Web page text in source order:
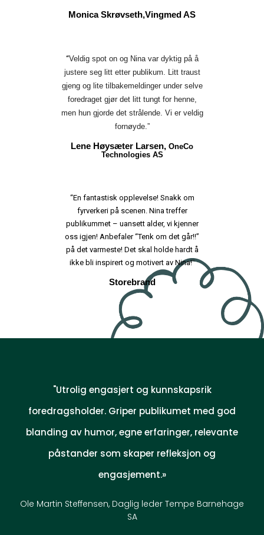
Monica Skrøvseth,Vingmed AS
“Veldig spot on og Nina var dyktig på å
justere seg litt etter publikum. Litt traust
gjeng og lite tilbakemeldinger under selve
foredraget gjør det litt tungt for henne,
men hun gjorde det strålende. Vi er veldig
fornøyde.”
Lene Høysæter Larsen, OneCo
Technologies AS
“En fantastisk opplevelse! Snakk om
fyrverkeri på scenen. Nina treffer
publikummet – uansett alder, vi kjenner
oss igjen! Anbefaler “Tenk om det går!!”
på det varmeste! Det skal holde hardt å
ikke bli inspirert og motivert av Nina!“
Storebrand
"Utrolig engasjert og kunnskapsrik
foredragsholder. Griper publikumet med god
blanding av humor, egne erfaringer, relevante
påstander som skaper refleksjon og
engasjement.»
Ole Martin Steffensen, Daglig leder Tempe Barnehage
SA